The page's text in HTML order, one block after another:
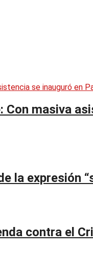
Con masiva
la expresión
contra el